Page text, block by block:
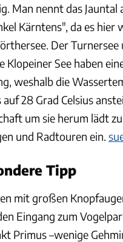
Man nennt das Jauntal
Kärntens", da es hier
Der Turnersee
Klopeiner See haben
weshalb die
auf 28 Grad Celsius
um sie herum lädt
und Radtouren ein.
Tipp
mit großen
Eingang zum
Primus –wenige